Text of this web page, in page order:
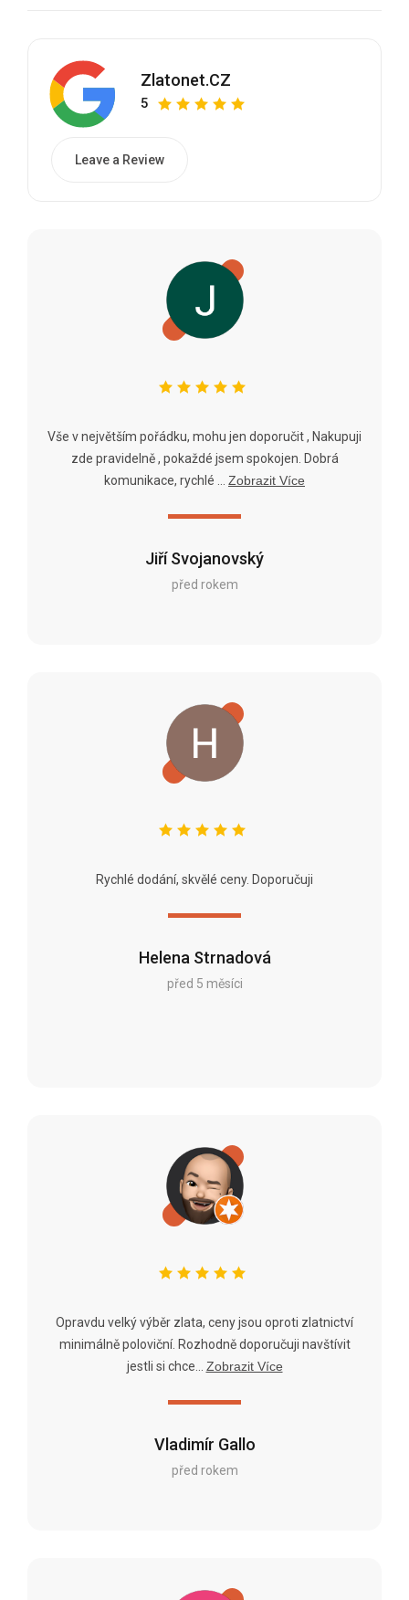
Zlatonet.CZ
5
Leave a Review
Jiří Svojanovský
před rokem
Vše v největším pořádku, mohu jen doporučit , Nakupuji
zde pravidelně , pokaždé jsem spokojen. Dobrá
komunikace, rychlé ...
Zobrazit Více
Helena Strnadová
před 5 měsíci
Rychlé dodání, skvělé ceny. Doporučuji
Vladimír Gallo
před rokem
Opravdu velký výběr zlata, ceny jsou oproti zlatnictví
minimálně poloviční. Rozhodně doporučuji navštívit
jestli si chce...
Zobrazit Více